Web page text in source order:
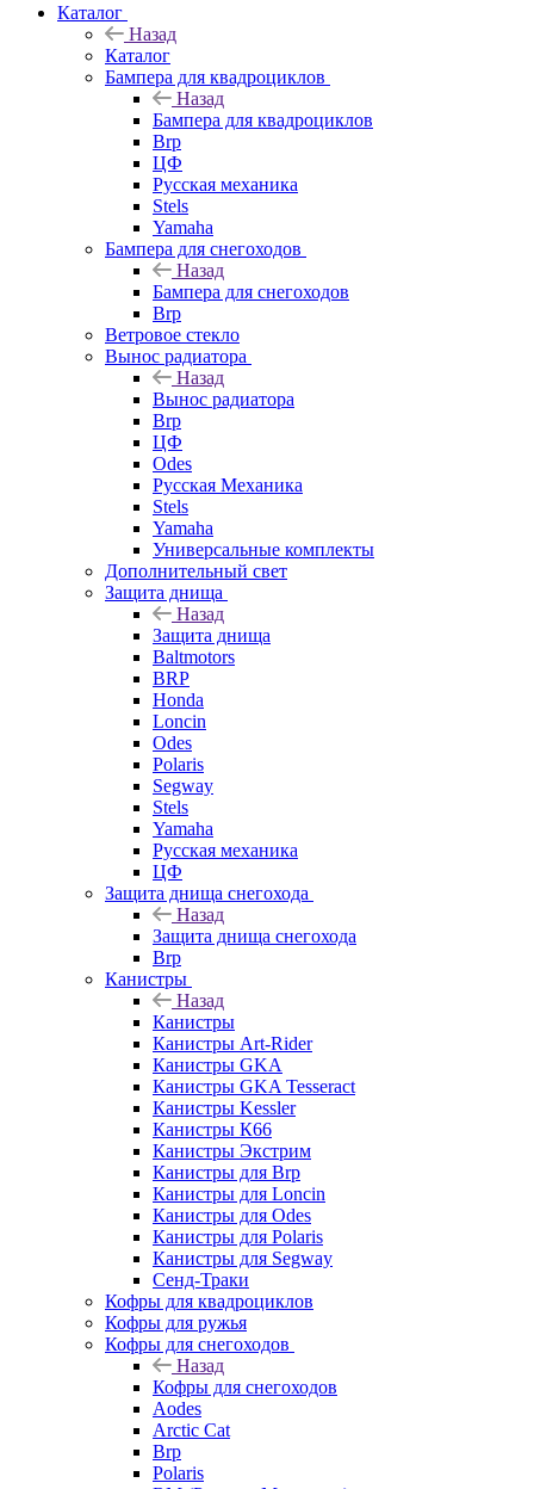
Каталог
Назад
Каталог
Бампера для квадроциклов
Назад
Бампера для квадроциклов
Brp
ЦФ
Русская механика
Stels
Yamaha
Бампера для снегоходов
Назад
Бампера для снегоходов
Brp
Ветровое стекло
Вынос радиатора
Назад
Вынос радиатора
Brp
ЦФ
Odes
Русская Механика
Stels
Yamaha
Универсальные комплекты
Дополнительный свет
Защита днища
Назад
Защита днища
Baltmotors
BRP
Honda
Loncin
Odes
Polaris
Segway
Stels
Yamaha
Русская механика
ЦФ
Защита днища снегохода
Назад
Защита днища снегохода
Brp
Канистры
Назад
Канистры
Канистры Art-Rider
Канистры GKA
Канистры GKA Tesseract
Канистры Kessler
Канистры К66
Канистры Экстрим
Канистры для Brp
Канистры для Loncin
Канистры для Odes
Канистры для Polaris
Канистры для Segway
Сенд-Траки
Кофры для квадроциклов
Кофры для ружья
Кофры для снегоходов
Назад
Кофры для снегоходов
Aodes
Arctic Cat
Brp
Polaris